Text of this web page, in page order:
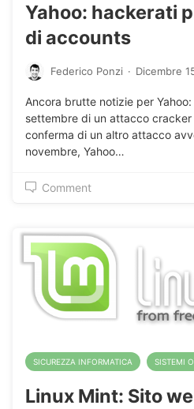
Yahoo: hackerati
di accounts
Federico Ponzi · Dicembre
Ancora brutte notizie per Yahoo:
settembre di un attacco cracker
conferma di un altro attacco
novembre, Yahoo…
Comment
SICUREZZA INFORMATICA SISTEMI
Linux Mint: Sito